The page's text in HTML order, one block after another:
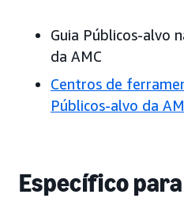
Guia Públicos-alvo
da AMC
Centros de
Públicos-alvo da
Específico para